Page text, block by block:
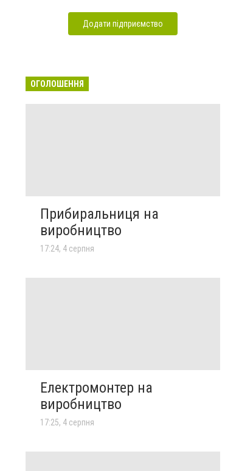
Додати підприємство
ОГОЛОШЕННЯ
Прибиральниця на
виробництво
17:24, 4 серпня
Електромонтер на
виробництво
17:25, 4 серпня